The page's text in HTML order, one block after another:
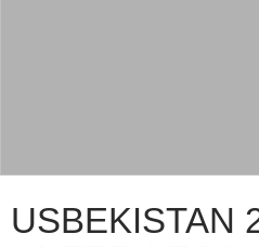
USBEKISTAN